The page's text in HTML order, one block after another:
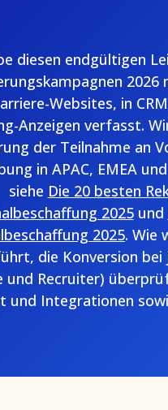
diesen endgültigen
Websites, in
Anzeigen verfasst.
der Teilnahme an
in APAC, EMEA
siehe Die 20 besten
2025und
2025. Wie
die Konversion
und Recruiter)
und Integrationen